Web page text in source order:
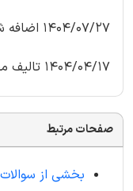
1404/07/27 اضافه شدن فصل جدید (اصل سوالات فراگیر 1404)
1404/04/17 تالیف مجدد محصول
صفحات مرتبط
بخشی از